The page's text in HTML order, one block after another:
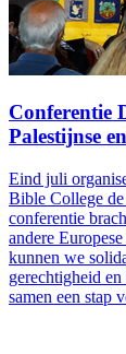
Conferentie
Palestijnse
Eind juli
Bible College
conferentie
andere
kunnen we
gerechtigheid
samen een stap